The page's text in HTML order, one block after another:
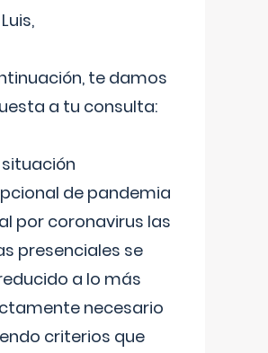
te damos
a tu consulta:
situación
de pandemia
por coronavirus las
presenciales se
a lo más
necesario
criterios que